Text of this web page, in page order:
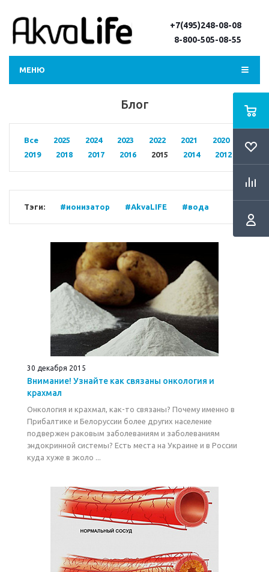
+7(495)248-08-08
8-800-505-08-55
МЕНЮ
Блог
Все 2025 2024 2023 2022 2021
2020
2019
2018 2017 2016 2015 2014 2012
Тэги: #ионизатор #AkvaLIFE #вода
30 декабря 2015
Внимание! Узнайте как связаны онкология и
крахмал
Онкология и крахмал, как-то связаны? Почему именно в
Прибалтике и Белоруссии более других население
подвержен раковым заболеваниям и заболеваниям
эндокринной системы? Есть места на Украине и в России
куда хуже в эколо ...